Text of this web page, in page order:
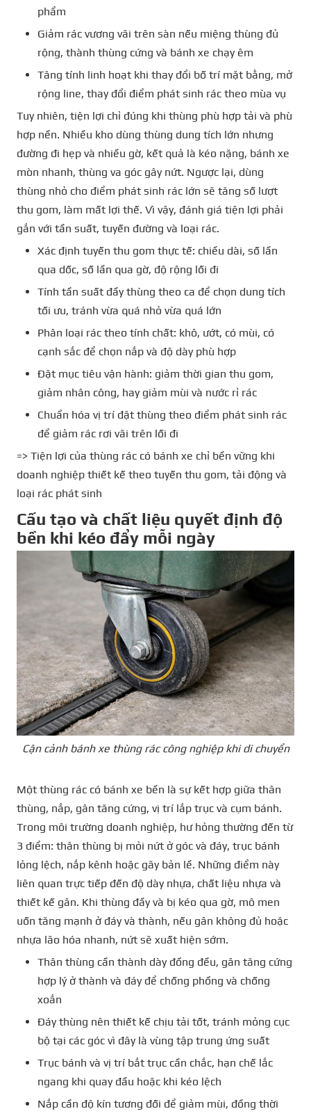
phẩm
Giảm rác vương vãi trên sàn nếu miệng thùng đủ
rộng, thành thùng cứng và bánh xe chạy êm
Tăng tính linh hoạt khi thay đổi bố trí mặt bằng, mở
rộng line, thay đổi điểm phát sinh rác theo mùa vụ
Tuy nhiên, tiện lợi chỉ đúng khi thùng phù hợp tải và phù
hợp nền. Nhiều kho dùng thùng dung tích lớn nhưng
đường đi hẹp và nhiều gờ, kết quả là kéo nặng, bánh xe
mòn nhanh, thùng va góc gây nứt. Ngược lại, dùng
thùng nhỏ cho điểm phát sinh rác lớn sẽ tăng số lượt
thu gom, làm mất lợi thế. Vì vậy, đánh giá tiện lợi phải
gắn với tần suất, tuyến đường và loại rác.
Xác định tuyến thu gom thực tế: chiều dài, số lần
qua dốc, số lần qua gờ, độ rộng lối đi
Tính tần suất đầy thùng theo ca để chọn dung tích
tối ưu, tránh vừa quá nhỏ vừa quá lớn
Phân loại rác theo tính chất: khô, ướt, có mùi, có
cạnh sắc để chọn nắp và độ dày phù hợp
Đặt mục tiêu vận hành: giảm thời gian thu gom,
giảm nhân công, hay giảm mùi và nước rỉ rác
Chuẩn hóa vị trí đặt thùng theo điểm phát sinh rác
để giảm rác rơi vãi trên lối đi
=> Tiện lợi của thùng rác có bánh xe chỉ bền vững khi
doanh nghiệp thiết kế theo tuyến thu gom, tải động và
loại rác phát sinh
Cấu tạo và chất liệu quyết định độ
bền khi kéo đẩy mỗi ngày
Cận cảnh bánh xe thùng rác công nghiệp khi di chuyển
Một thùng rác có bánh xe bền là sự kết hợp giữa thân
thùng, nắp, gân tăng cứng, vị trí lắp trục và cụm bánh.
Trong môi trường doanh nghiệp, hư hỏng thường đến từ
3 điểm: thân thùng bị mỏi nứt ở góc và đáy, trục bánh
lỏng lệch, nắp kênh hoặc gãy bản lề. Những điểm này
liên quan trực tiếp đến độ dày nhựa, chất liệu nhựa và
thiết kế gân. Khi thùng đầy và bị kéo qua gờ, mô men
uốn tăng mạnh ở đáy và thành, nếu gân không đủ hoặc
nhựa lão hóa nhanh, nứt sẽ xuất hiện sớm.
Thân thùng cần thành dày đồng đều, gân tăng cứng
hợp lý ở thành và đáy để chống phồng và chống
xoắn
Đáy thùng nên thiết kế chịu tải tốt, tránh mỏng cục
bộ tại các góc vì đây là vùng tập trung ứng suất
Trục bánh và vị trí bắt trục cần chắc, hạn chế lắc
ngang khi quay đầu hoặc khi kéo lệch
Nắp cần độ kín tương đối để giảm mùi, đồng thời